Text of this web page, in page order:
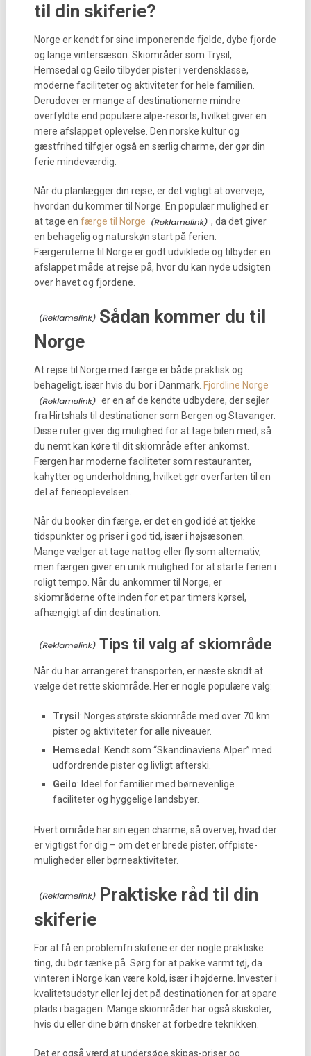
til din skiferie?
Norge er kendt for sine imponerende fjelde, dybe fjorde
og lange vintersæson. Skiområder som Trysil,
Hemsedal og Geilo tilbyder pister i verdensklasse,
moderne faciliteter og aktiviteter for hele familien.
Derudover er mange af destinationerne mindre
overfyldte end populære alpe-resorts, hvilket giver en
mere afslappet oplevelse. Den norske kultur og
gæstfrihed tilføjer også en særlig charme, der gør din
ferie mindeværdig.
Når du planlægger din rejse, er det vigtigt at overveje,
hvordan du kommer til Norge. En populær mulighed er
at tage en færge til Norge
, da det giver
en behagelig og naturskøn start på ferien.
Færgeruterne til Norge er godt udviklede og tilbyder en
afslappet måde at rejse på, hvor du kan nyde udsigten
over havet og fjordene.
Sådan kommer du til
Norge
At rejse til Norge med færge er både praktisk og
behageligt, især hvis du bor i Danmark. Fjordline Norge
er en af de kendte udbydere, der sejler
fra Hirtshals til destinationer som Bergen og Stavanger.
Disse ruter giver dig mulighed for at tage bilen med, så
du nemt kan køre til dit skiområde efter ankomst.
Færgen har moderne faciliteter som restauranter,
kahytter og underholdning, hvilket gør overfarten til en
del af ferieoplevelsen.
Når du booker din færge, er det en god idé at tjekke
tidspunkter og priser i god tid, især i højsæsonen.
Mange vælger at tage nattog eller fly som alternativ,
men færgen giver en unik mulighed for at starte ferien i
roligt tempo. Når du ankommer til Norge, er
skiområderne ofte inden for et par timers kørsel,
afhængigt af din destination.
Tips til valg af skiområde
Når du har arrangeret transporten, er næste skridt at
vælge det rette skiområde. Her er nogle populære valg:
Trysil : Norges største skiområde med over 70 km
pister og aktiviteter for alle niveauer.
Hemsedal : Kendt som “Skandinaviens Alper” med
udfordrende pister og livligt afterski.
Geilo: Ideel for familier med børnevenlige
faciliteter og hyggelige landsbyer.
Hvert område har sin egen charme, så overvej, hvad der
er vigtigst for dig – om det er brede pister, offpiste-
muligheder eller børneaktiviteter.
Praktiske råd til din
skiferie
For at få en problemfri skiferie er der nogle praktiske
ting, du bør tænke på. Sørg for at pakke varmt tøj, da
vinteren i Norge kan være kold, især i højderne. Invester i
kvalitetsudstyr eller lej det på destinationen for at spare
plads i bagagen. Mange skiområder har også skiskoler,
hvis du eller dine børn ønsker at forbedre teknikken.
Det er også værd at undersøge skipas-priser og